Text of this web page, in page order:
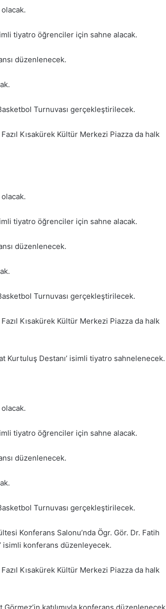
tiyatro öğrenciler için sahne alacak.
düzenlenecek.
Turnuvası gerçekleştirilecek.
Kısakürek Kültür Merkezi Piazza da halk
tiyatro öğrenciler için sahne alacak.
düzenlenecek.
Turnuvası gerçekleştirilecek.
Kısakürek Kültür Merkezi Piazza da halk
Kurtuluş Destanı’ isimli tiyatro sahnelenecek.
tiyatro öğrenciler için sahne alacak.
düzenlenecek.
Turnuvası gerçekleştirilecek.
Konferans Salonu’nda Ögr. Gör. Dr. Fatih
isimli konferans düzenleyecek.
Kısakürek Kültür Merkezi Piazza da halk